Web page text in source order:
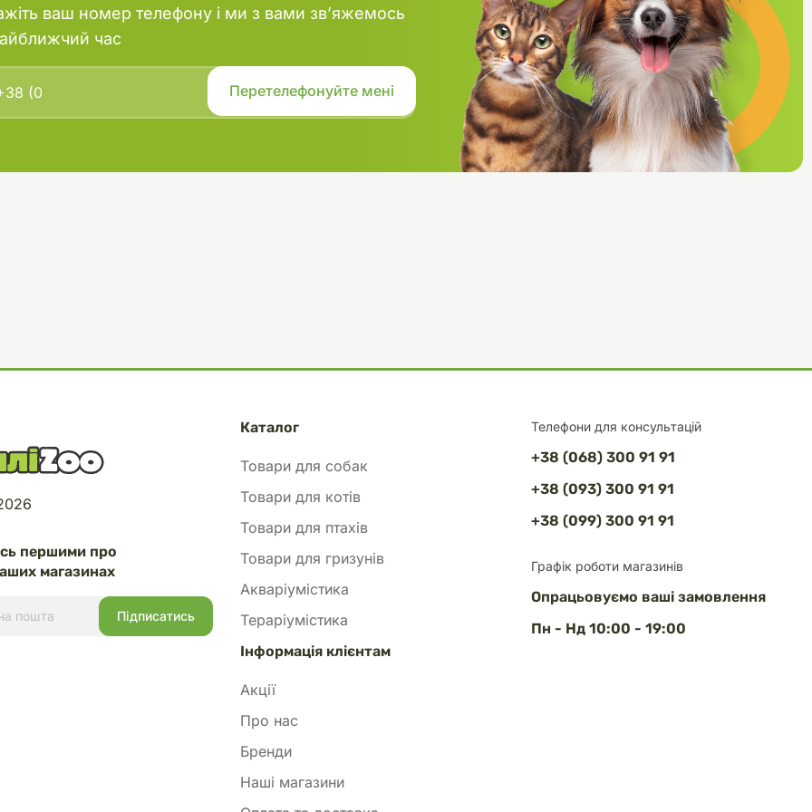
ваш номер телефону і ми з вами зв’яжемось
час
Телефони для консультацій
+38 (068) 300 91 91
+38 (093) 300 91 91
+38 (099) 300 91 91
Графік роботи магазинів
Опрацьовуємо ваші замовлення
Пн - Нд 10:00 - 19:00
першими про
магазинах
Каталог
Товари для собак
Товари для котів
Товари для птахів
Товари для гризунів
Акваріумістика
Тераріумістика
Інформація клієнтам
Акції
Про нас
Бренди
Наші магазини